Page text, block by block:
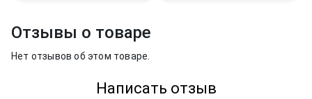
Отзывы о товаре
Нет отзывов об этом товаре.
Написать отзыв